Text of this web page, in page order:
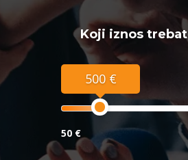
Koji iznos
500 €
50 €